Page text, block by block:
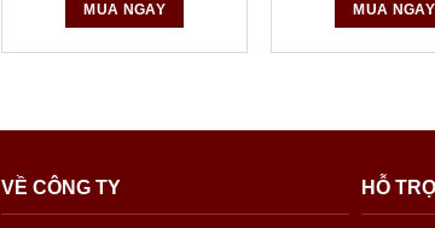
MUA NGAY MUA NGAY
VỀ CÔNG TY HỖ